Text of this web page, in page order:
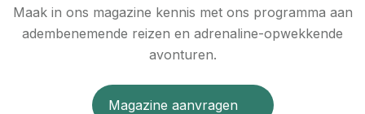
Maak in ons magazine kennis met ons programma aan
adembenemende reizen en adrenaline-opwekkende
avonturen.
Magazine aanvragen